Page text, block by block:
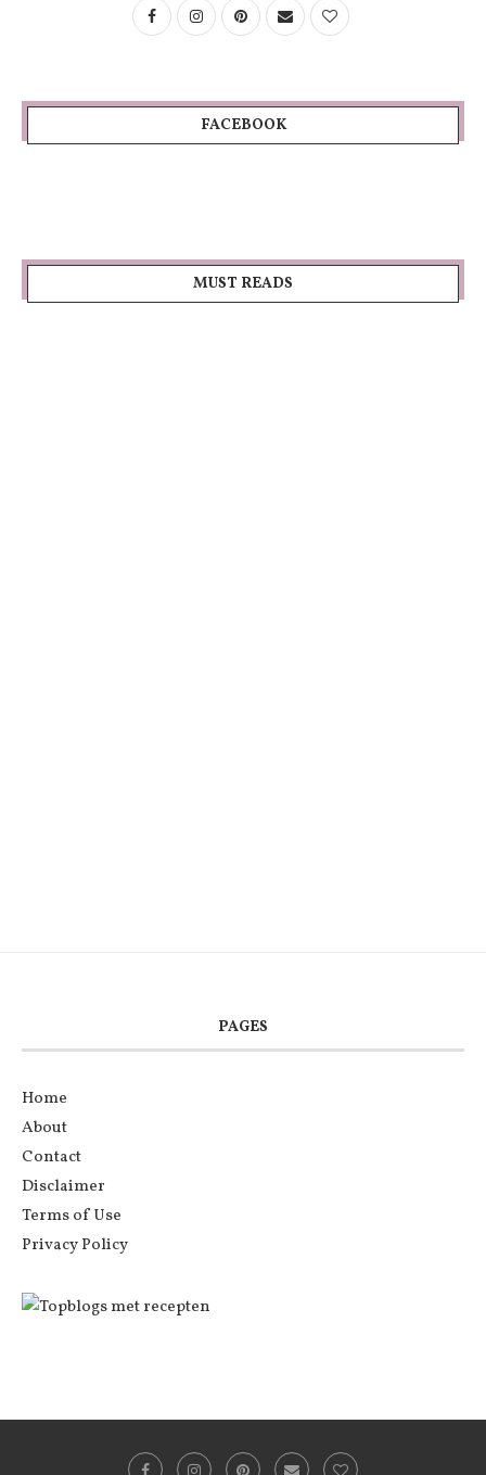
FACEBOOK
MUST READS
PAGES
Home
About
Contact
Disclaimer
Terms of Use
Privacy Policy